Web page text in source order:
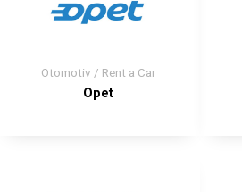
Otomotiv / Rent a Car
Opet